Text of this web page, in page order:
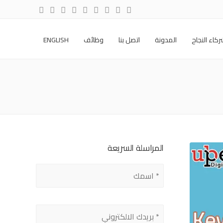
النجاح المدونة اتصل بنا وظائف ENGLISH
المراسلة السريعة